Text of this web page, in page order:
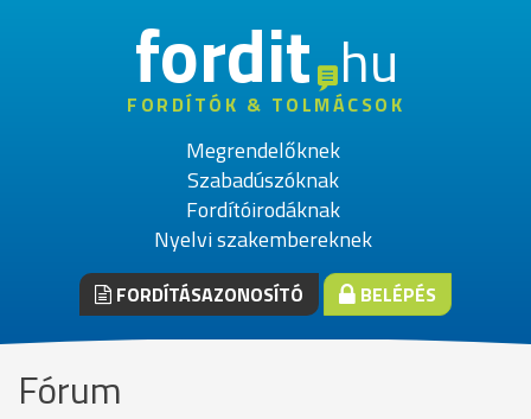
fordithu
FORDÍTÓK & TOLMÁCSOK
Megrendelőknek
Szabadúszóknak
Fordítóirodáknak
Nyelvi szakembereknek
FORDÍTÁSAZONOSÍTÓ BELÉPÉS
Fórum